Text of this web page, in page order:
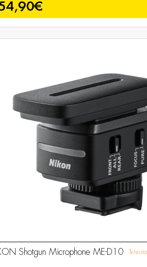
Shotgun Microphone ME-D10